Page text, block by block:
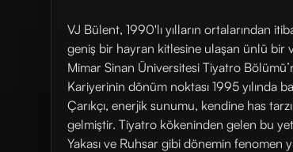
VJ Bülent, 1990'lı yılların ortalarından
geniş bir hayran kitlesine ulaşan ünlü bir
Mimar Sinan Üniversitesi Tiyatro
Kariyerinin dönüm noktası 1995 yılında
Çarıkçı, enerjik sunumu, kendine has
gelmiştir. Tiyatro kökeninden gelen bu
Yakası ve Ruhsar gibi dönemin fenomen